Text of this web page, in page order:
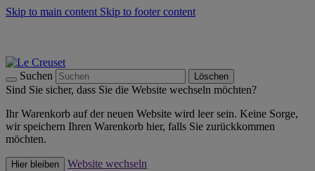
Skip to main content Skip to footer content
Suchen Löschen
Sind Sie sicher, dass Sie die Website wechseln möchten?
Ihr Warenkorb auf der neuen Website wird leer sein. Keine Sorge,
wir speichern Ihren Warenkorb hier, falls Sie zurückkommen
möchten.
Hier bleiben
Website wechseln